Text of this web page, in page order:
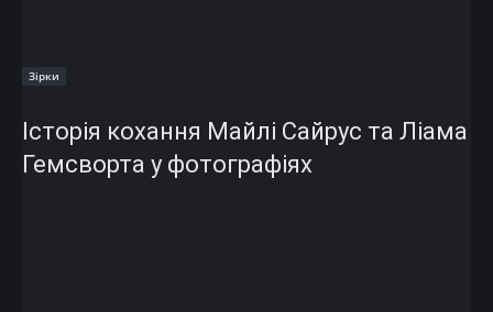
Зірки
Історія кохання Майлі Сайрус та Ліама
Гемсворта у фотографіях